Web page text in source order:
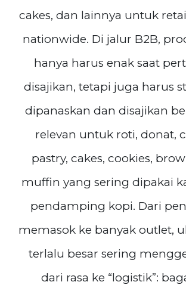
cakes, dan lainnya untuk
nationwide. Di jalur B2B,
hanya harus enak saat
disajikan, tetapi juga harus
dipanaskan dan disajikan
relevan untuk roti, donat,
pastry, cakes, cookies,
muffin yang sering dipakai
pendamping kopi. Dari
memasok ke banyak outlet,
terlalu besar sering
dari rasa ke “logistik”: